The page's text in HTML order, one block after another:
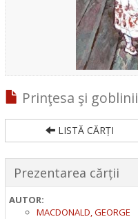
Prinţesa şi goblinii
LISTĂ CĂRȚI
Prezentarea cărții
AUTOR:
MACDONALD, GEORGE